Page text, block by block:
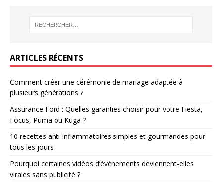
ARTICLES RÉCENTS
Comment créer une cérémonie de mariage adaptée à
plusieurs générations ?
Assurance Ford : Quelles garanties choisir pour votre Fiesta,
Focus, Puma ou Kuga ?
10 recettes anti-inflammatoires simples et gourmandes pour
tous les jours
Pourquoi certaines vidéos d’événements deviennent-elles
virales sans publicité ?